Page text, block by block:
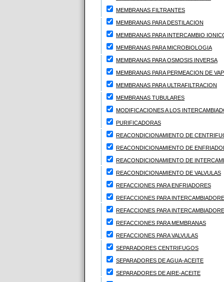
MEMBRANAS FILTRANTES
MEMBRANAS PARA DESTILACION
MEMBRANAS PARA INTERCAMBIO
MEMBRANAS PARA MICROBIOLOGIA
MEMBRANAS PARA OSMOSIS INVERSA
MEMBRANAS PARA PERMEACION DE
MEMBRANAS PARA ULTRAFILTRACION
MEMBRANAS TUBULARES
MODIFICACIONES A LOS
PURIFICADORAS
REACONDICIONAMIENTO DE
REACONDICIONAMIENTO DE
REACONDICIONAMIENTO DE
REACONDICIONAMIENTO DE VALVULAS
REFACCIONES PARA ENFRIADORES
REFACCIONES PARA
REFACCIONES PARA
REFACCIONES PARA MEMBRANAS
REFACCIONES PARA VALVULAS
SEPARADORES CENTRIFUGOS
SEPARADORES DE AGUA-ACEITE
SEPARADORES DE AIRE-ACEITE